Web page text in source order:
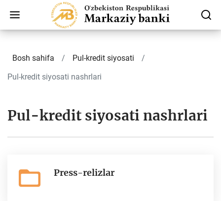
Bosh sahifa
Pul-kredit siyosati
Pul-kredit siyosati nashrlari
Pul-kredit siyosati nashrlari
Press-relizlar